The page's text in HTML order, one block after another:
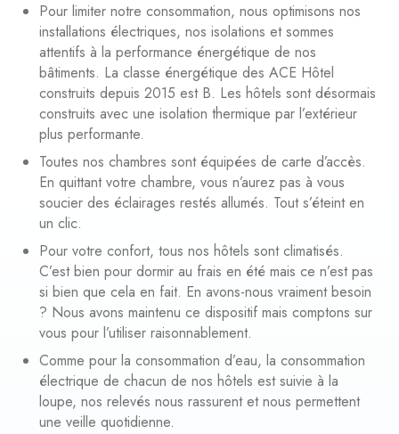
Pour limiter notre consommation, nous optimisons nos
installations électriques, nos isolations et sommes
attentifs à la performance énergétique de nos
bâtiments. La classe énergétique des ACE Hôtel
construits depuis 2015 est B. Les hôtels sont désormais
construits avec une isolation thermique par l’extérieur
plus performante.
Toutes nos chambres sont équipées de carte d’accès.
En quittant votre chambre, vous n’aurez pas à vous
soucier des éclairages restés allumés. Tout s’éteint en
un clic.
Pour votre confort, tous nos hôtels sont climatisés.
C’est bien pour dormir au frais en été mais ce n’est pas
si bien que cela en fait. En avons-nous vraiment besoin
? Nous avons maintenu ce dispositif mais comptons sur
vous pour l’utiliser raisonnablement.
Comme pour la consommation d’eau, la consommation
électrique de chacun de nos hôtels est suivie à la
loupe, nos relevés nous rassurent et nous permettent
une veille quotidienne.